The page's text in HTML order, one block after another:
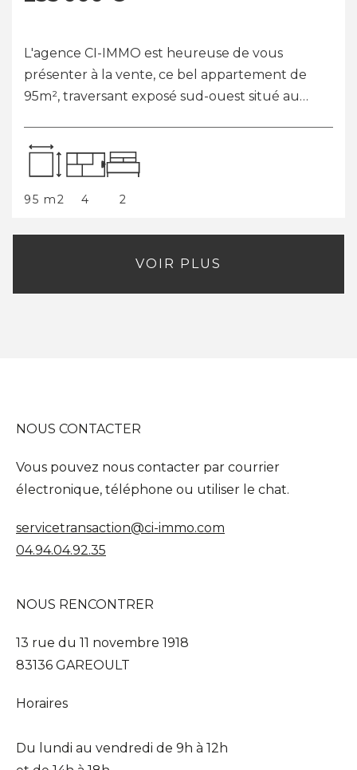
En vente : venez découvrir à LA
ROQUEBRUSSANNE (83136) cet appartement
T3 au calme de 56,4 m². Situé au premier et
56 m2 3 2
VOIR PLUS
NOUS CONTACTER
Vous pouvez nous contacter par courrier
électronique, téléphone ou utiliser le chat.
servicetransaction@ci-immo.com
04.94.04.92.35
NOUS RENCONTRER
13 rue du 11 novembre 1918
83136 GAREOULT
Horaires
Du lundi au vendredi de 9h à 12h